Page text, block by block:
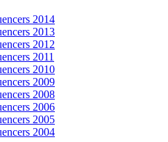
2014
2013
2012
2011
2010
2009
2008
2006
2005
2004